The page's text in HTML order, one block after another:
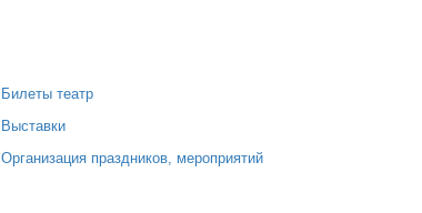
Билеты театр
Выставки
Организация праздников, мероприятий